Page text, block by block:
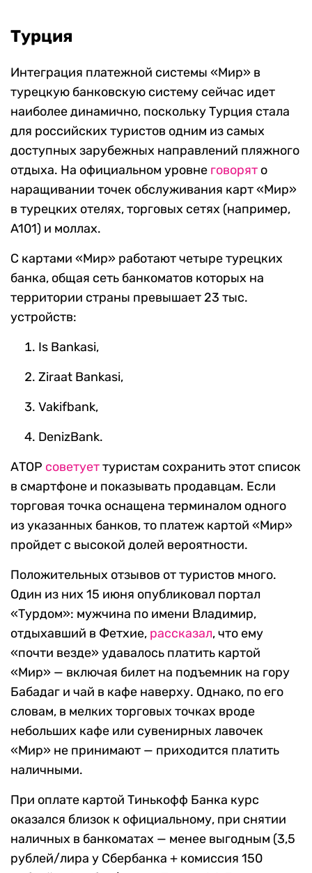
Турция
Интеграция платежной системы «Мир» в
турецкую банковскую систему сейчас идет
наиболее динамично, поскольку Турция стала
для российских туристов одним из самых
доступных зарубежных направлений пляжного
отдыха. На официальном уровне говорят о
наращивании точек обслуживания карт «Мир»
в турецких отелях, торговых сетях (например,
A101) и моллах.
С картами «Мир» работают четыре турецких
банка, общая сеть банкоматов которых на
территории страны превышает 23 тыс.
устройств:
Is Bankasi,
Ziraat Bankasi,
Vakifbank,
DenizBank.
АТОР советуеттуристам сохранить этот список
в смартфоне и показывать продавцам. Если
торговая точка оснащена терминалом одного
из указанных банков, то платеж картой «Мир»
пройдет с высокой долей вероятности.
Положительных отзывов от туристов много.
Один из них 15 июня опубликовал портал
«Турдом»: мужчина по имени Владимир,
отдыхавший в Фетхие, рассказал, что ему
«почти везде» удавалось платить картой
«Мир» — включая билет на подъемник на гору
Бабадаг и чай в кафе наверху. Однако, по его
словам, в мелких торговых точках вроде
небольших кафе или сувенирных лавочек
«Мир» не принимают — приходится платить
наличными.
При оплате картой Тинькофф Банка курс
оказался близок к официальному, при снятии
наличных в банкоматах — менее выгодным (3,5
рублей/лира у Сбербанка + комиссия 150